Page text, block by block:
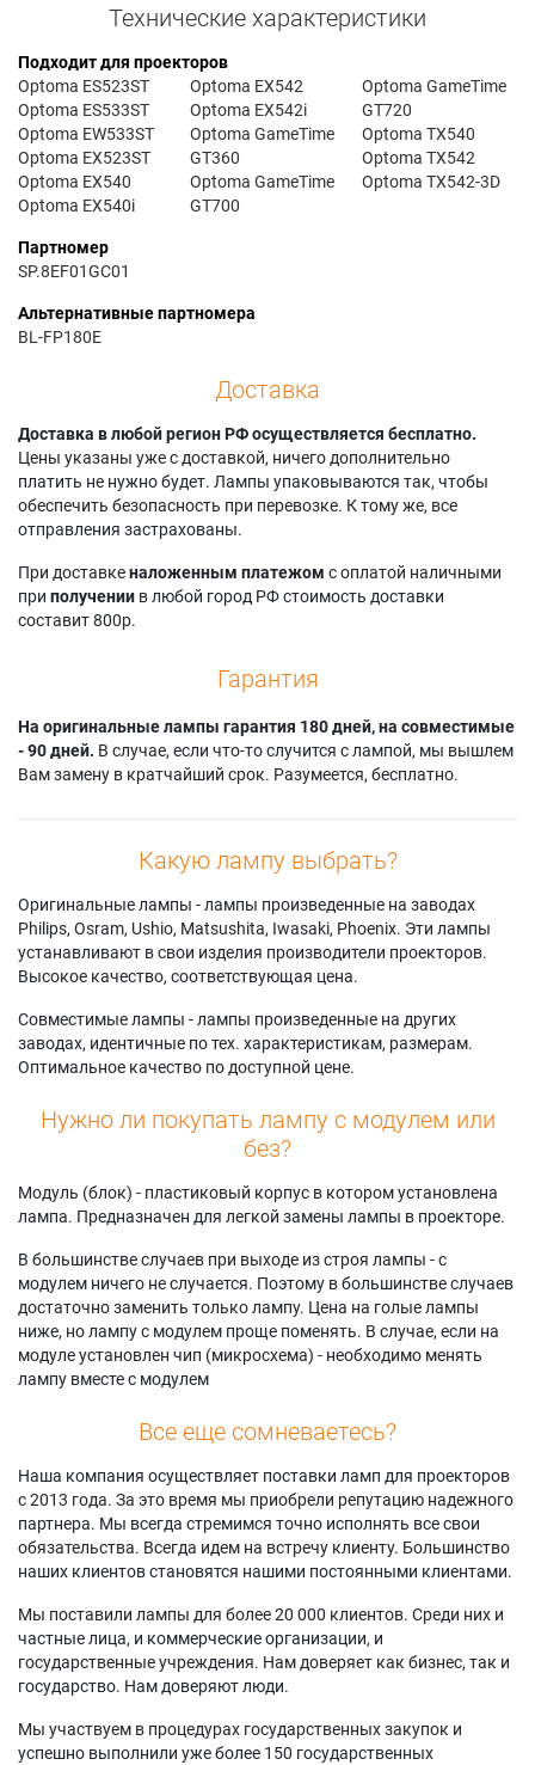
Технические характеристики
Подходит для проекторов
Optoma ES523ST
Optoma ES533ST
Optoma EW533ST
Optoma EX523ST
Optoma EX540
Optoma EX540i
Optoma EX542
Optoma EX542i
Optoma GameTime
GT360
Optoma GameTime
GT700
Optoma GameTime
GT720
Optoma TX540
Optoma TX542
Optoma TX542-3D
Партномер
SP.8EF01GC01
Альтернативные партномера
BL-FP180E
Доставка
Доставка в любой регион РФ осуществляется бесплатно.
Цены указаны уже с доставкой, ничего дополнительно
платить не нужно будет. Лампы упаковываются так, чтобы
обеспечить безопасность при перевозке. К тому же, все
отправления застрахованы.
При доставкеналоженным платежом с оплатой наличными
при получении в любой город РФ стоимость доставки
составит 800р.
Гарантия
На оригинальные лампы гарантия 180 дней, на совместимые
- 90 дней. В случае, если что-то случится с лампой, мы вышлем
Вам замену в кратчайший срок. Разумеется, бесплатно.
Какую лампу выбрать?
Оригинальные лампы - лампы произведенные на заводах
Philips, Osram, Ushio, Matsushita, Iwasaki, Phoenix. Эти лампы
устанавливают в свои изделия производители проекторов.
Высокое качество, соответствующая цена.
Совместимые лампы - лампы произведенные на других
заводах, идентичные по тех. характеристикам, размерам.
Оптимальное качество по доступной цене.
Нужно ли покупать лампу с модулем или
без?
Модуль (блок) - пластиковый корпус в котором установлена
лампа. Предназначен для легкой замены лампы в проекторе.
В большинстве случаев при выходе из строя лампы - с
модулем ничего не случается. Поэтому в большинстве случаев
достаточно заменить только лампу. Цена на голые лампы
ниже, но лампу с модулем проще поменять. В случае, если на
модуле установлен чип (микросхема) - необходимо менять
лампу вместе с модулем
Все еще сомневаетесь?
Наша компания осуществляет поставки ламп для проекторов
с 2013 года. За это время мы приобрели репутацию надежного
партнера. Мы всегда стремимся точно исполнять все свои
обязательства. Всегда идем на встречу клиенту. Большинство
наших клиентов становятся нашими постоянными клиентами.
Мы поставили лампы для более 20 000 клиентов. Среди них и
частные лица, и коммерческие организации, и
государственные учреждения. Нам доверяет как бизнес, так и
государство. Нам доверяют люди.
Мы участвуем в процедурах государственных закупок и
успешно выполнили уже более 150 государственных